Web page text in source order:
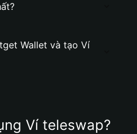
Wallet và tạo Ví
Ví teleswap?